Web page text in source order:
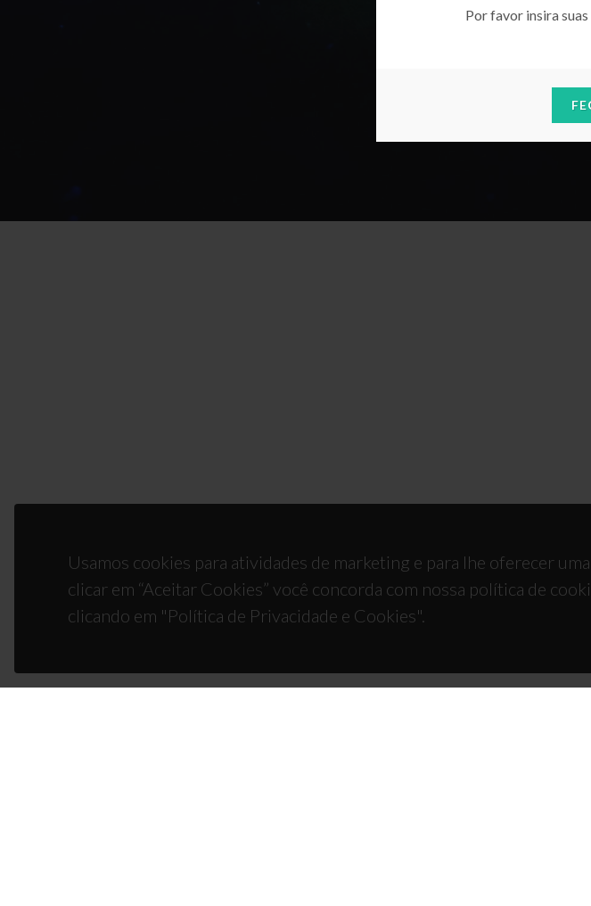
Por favor insira
Usamos cookies para atividades de marketing e para lhe oferecer
clicar em “Aceitar Cookies” você concorda com nossa política de
clicando em "Política de Privacidade e Cookies".